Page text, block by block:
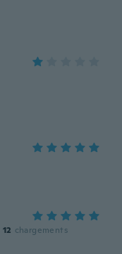
12 chargements